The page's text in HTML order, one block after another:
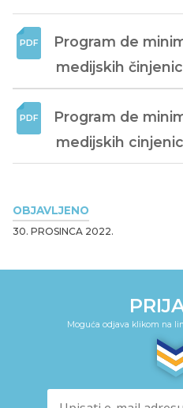
OBJAVLJENO
30. PROSINCA 2022.
Program de
medijskih
Program de
medijskih
Moguća odjava klikom na